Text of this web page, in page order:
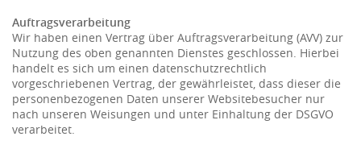
Auftragsverarbeitung
Wir haben einen Vertrag über Auftragsverarbeitung (AVV) zur
Nutzung des oben genannten Dienstes geschlossen. Hierbei
handelt es sich um einen datenschutzrechtlich
vorgeschriebenen Vertrag, der gewährleistet, dass dieser die
personenbezogenen Daten unserer Websitebesucher nur
nach unseren Weisungen und unter Einhaltung der DSGVO
verarbeitet.